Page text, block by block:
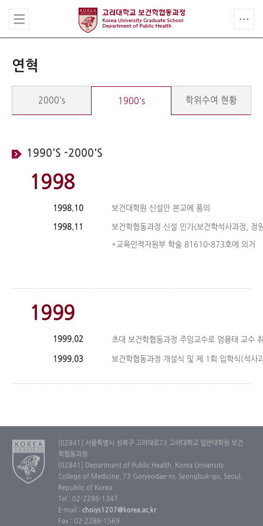
연혁
2000's 1900's 학위수여 현황
1990'S -2000'S
1998
1998.10 보건대학원 신설안 본교에 품의
1998.11 보건학협동과정 신설 인가(보건학석사과정, 정
*교육인적자원부 학술 81610-873호에 의거
1999
1999.02 초대 보건학협동과정 주임교수로 엄용태 교수
1999.03 보건학협동과정 개설식 및 제 1회 입학식(석사
[02841] 서울특별시 성북구 고려대로73 고려대학교 일반대학원 보건
학협동과정
[02841] Department of Public Health, Korea University
College of Medicine, 73 Goryeodae-ro, Seongbuk-gu, Seoul,
Republic of Korea
Tel : 02-2286-1347
E-mail : choiys1207@korea.ac.kr
Fax : 02-2286-1569